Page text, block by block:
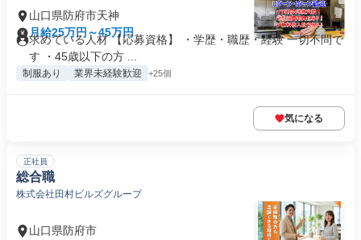
山口県防府市天神
月給25万円～45万円
求めている人材 【応募資格】 ・学歴・職歴・経験 一切不問で
す ・45歳以下の方 ...
制服あり 業界未経験歓迎 +25個
気になる
正社員
総合職
株式会社田村ビルズグループ
山口県防府市